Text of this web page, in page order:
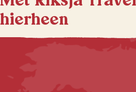
hierheen